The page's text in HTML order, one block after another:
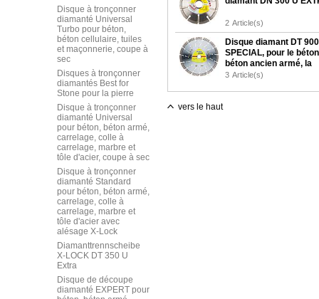
Disque à tronçonner
diamanté Universal
Turbo pour béton,
béton cellulaire, tuiles
et maçonnerie, coupe à
sec
Disques à tronçonner
diamantés Best for
Stone pour la pierre
Disque à tronçonner
diamanté Universal
pour béton, béton armé,
carrelage, colle à
carrelage, marbre et
tôle d'acier, coupe à sec
Disque à tronçonner
diamanté Standard
pour béton, béton armé,
carrelage, colle à
carrelage, marbre et
tôle d'acier avec
alésage X-Lock
Diamanttrennscheibe
X-LOCK DT 350 U
Extra
Disque de découpe
diamanté EXPERT pour
2 Article(s)
Disque diamant DT
SPECIAL, pour le
béton ancien armé, la
brique silico-calcaire,
3 Article(s)
vers le haut